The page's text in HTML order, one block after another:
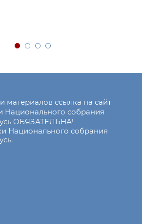
материалов ссылка на сайт
Национального собрания
ОБЯЗАТЕЛЬНА!
Национального собрания